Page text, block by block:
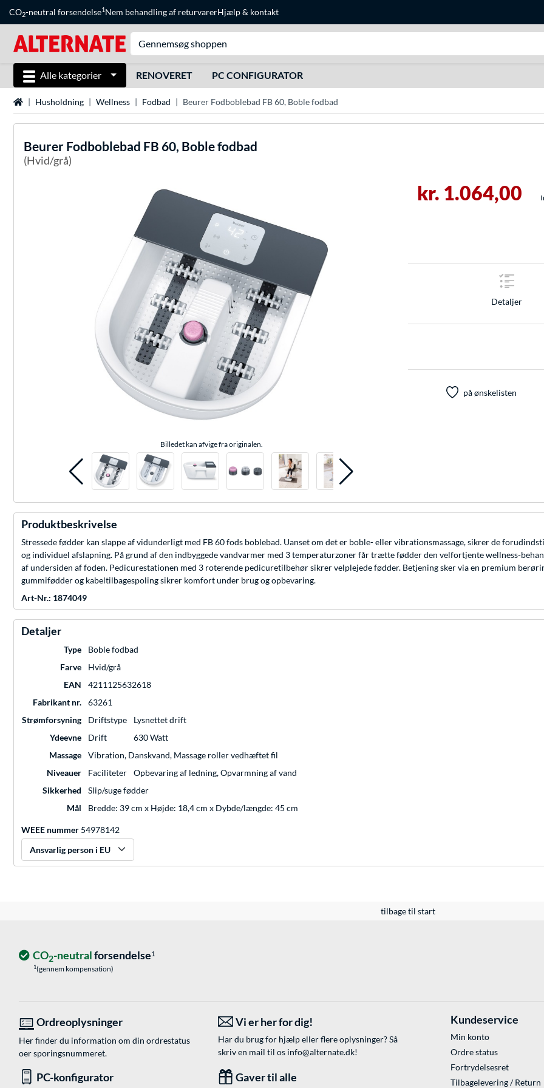
CO2-neutral forsendelse1Nem behandling af returvarerHjælp& kontakt
Alle kategorier RENOVERET PC CONFIGURATOR
StartsideHusholdning Wellness Fodbad Beurer Fodboblebad FB 60, Boble fodbad
Beurer Fodboblebad FB 60, Boble fodbad
(Hvid/grå)
Billedet kan afvige fra originalen.
kr. 1.064,00
Detaljer
på ønskelisten
Produktbeskrivelse
Stressede fødder kan slappe af vidunderligt med FB 60 fods boblebad. Uanset om det er boble- eller vibrationsmassage, sikrer de
og individuel afslapning. På grund af den indbyggede vandvarmer med 3 temperaturzoner får trætte fødder den velfortjente wellness-
af undersiden af foden. Pedicurestationen med 3 roterende pedicuretilbehør sikrer velplejede fødder. Betjening sker via en premium
gummifødder og kabeltilbagespoling sikrer komfort under brug og opbevaring.
Art-Nr.: 1874049
Detaljer
Type
Boble fodbad
Farve
Hvid/grå
EAN
4211125632618
Fabrikant nr.
63261
Strømforsyning
Driftstype
Lysnettet drift
Ydeevne
Drift
630 Watt
Massage
Vibration, Danskvand, Massage roller vedhæftet fil
Niveauer
Faciliteter
Opbevaring af ledning, Opvarmning af vand
Sikkerhed
Slip/suge fødder
Mål
Bredde: 39 cm x Højde: 18,4 cm x Dybde/længde: 45 cm
WEEE nummer 54978142
Ansvarlig person i EU
tilbage til start
CO2-neutralforsendelse1
1(gennem kompensation)
Ordreoplysninger
Her finder du information om din ordrestatus
oer sporingsnummeret.
Vi er her for dig!
Har du brug for hjælp eller flere oplysninger? Så
skriv en mail til os info@alternate.dk!
PC-konfigurator Gaver til alle
Kundeservice
Min konto
Ordre status
Fortrydelsesret
Tilbagelevering / Return